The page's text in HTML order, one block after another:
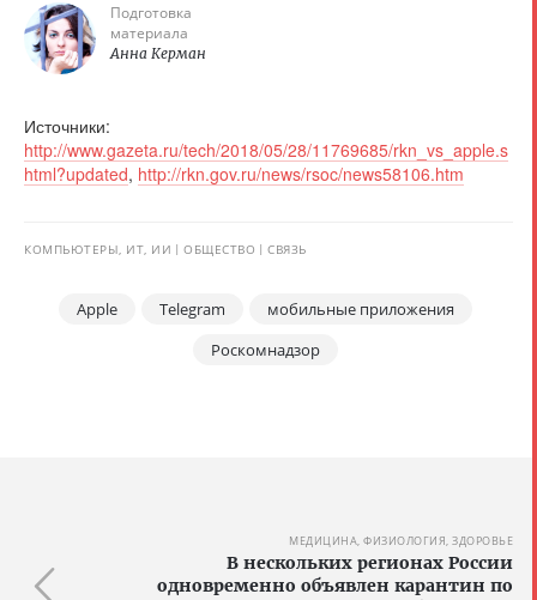
Подготовка
материала
Анна Керман
Источники:
http://www.gazeta.ru/tech/2018/05/28/11769685/rkn_vs_apple.s
html?updated, http://rkn.gov.ru/news/rsoc/news58106.htm
КОМПЬЮТЕРЫ, ИТ, ИИ ОБЩЕСТВО СВЯЗЬ
Apple Telegram
мобильные приложения
Роскомнадзор
МЕДИЦИНА, ФИЗИОЛОГИЯ, ЗДОРОВЬЕ
В нескольких регионах России
одновременно объявлен карантин по